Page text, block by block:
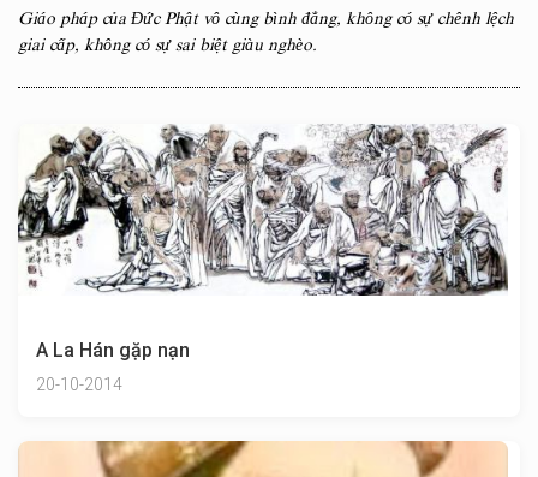
Giáo pháp của Đức Phật vô cùng bình đẳng, không có sự chênh lệch
giai cấp, không có sự sai biệt giàu nghèo.
A La Hán gặp nạn
20-10-2014